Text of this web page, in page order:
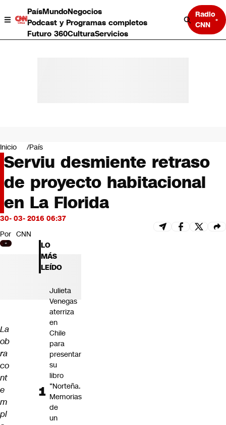
PaísMundoNegocios
Podcast y Programas completos
Futuro 360CulturaServicios
Radio
CNN
Negocios
Deportes
Programas completos
Cultura
Servicios
Bits
CNN tiempo
Futuro 360
Opinión
Inicio País
Serviu desmiente retraso
de proyecto habitacional
en La Florida
30- 03- 2016 06:37
Por CNN
La
ob
ra
co
nt
e
m
pl
LO
MÁS
LEÍDO
Julieta
Venegas
aterriza
en
Chile
para
presentar
su
libro
“Norteña.
Memorias
de
un